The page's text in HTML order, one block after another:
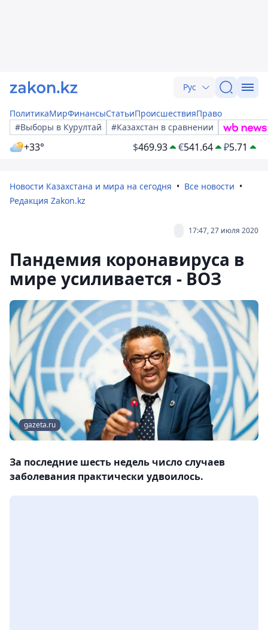
Рус
ПолитикаМирФинансыСтатьиПроисшествияПраво
#Выборы в Курултай
#Казахстан в сравнении
+33° $469.93 €541.64 ₽5.71
Новости Казахстана и мира на сегодня
Все новости
Редакция Zakon.kz
17:47, 27 июля 2020
Пандемия коронавируса в
мире усиливается - ВОЗ
gazeta.ru
За последние шесть недель число случаев
заболевания практически удвоилось.